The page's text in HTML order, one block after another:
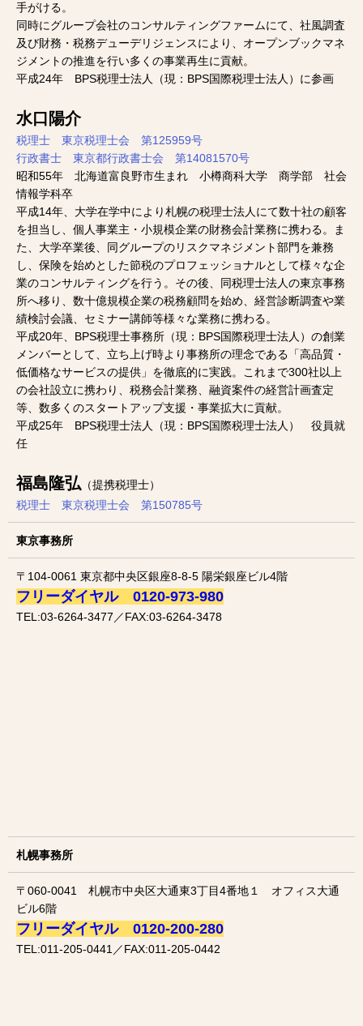
手がける。
同時にグループ会社のコンサルティングファームにて、社風調査
及び財務・税務デューデリジェンスにより、オープンブックマネ
ジメントの推進を行い多くの事業再生に貢献。
平成24年 BPS税理士法人（現：BPS国際税理士法人）に参画
水口陽介
税理士 東京税理士会 第125959号
行政書士 東京都行政書士会 第14081570号
昭和55年 北海道富良野市生まれ 小樽商科大学 商学部 社会
情報学科卒
平成14年、大学在学中により札幌の税理士法人にて数十社の顧客
を担当し、個人事業主・小規模企業の財務会計業務に携わる。ま
た、大学卒業後、同グループのリスクマネジメント部門を兼務
し、保険を始めとした節税のプロフェッショナルとして様々な企
業のコンサルティングを行う。その後、同税理士法人の東京事務
所へ移り、数十億規模企業の税務顧問を始め、経営診断調査や業
績検討会議、セミナー講師等様々な業務に携わる。
平成20年、BPS税理士事務所（現：BPS国際税理士法人）の創業
メンバーとして、立ち上げ時より事務所の理念である「高品質・
低価格なサービスの提供」を徹底的に実践。これまで300社以上
の会社設立に携わり、税務会計業務、融資案件の経営計画査定
等、数多くのスタートアップ支援・事業拡大に貢献。
平成25年 BPS税理士法人（現：BPS国際税理士法人） 役員就
任
福島隆弘 （提携税理士）
税理士 東京税理士会 第150785号
東京事務所
〒104-0061 東京都中央区銀座8-8-5 陽栄銀座ビル4階
フリーダイヤル 0120-973-980
TEL:03-6264-3477／FAX:03-6264-3478
札幌事務所
〒060-0041 札幌市中央区大通東3丁目4番地１ オフィス大通
ビル6階
フリーダイヤル 0120-200-280
TEL:011-205-0441／FAX:011-205-0442